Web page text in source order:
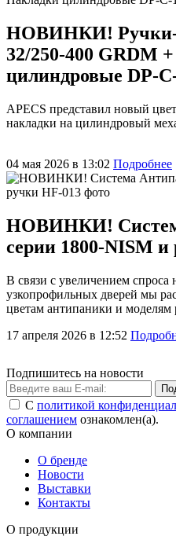
НОВИНКИ! Ручки-
32/250-400 GRDM
цилиндровые DP-
APECS представил новый
накладки на цилиндровый
04 мая 2026 в 13:02 Подробнее
НОВИНКИ!
серии 1800-NISM
В связи с увеличением
узкопрофильных дверей мы
цветам антипаники и
17 апреля 2026 в 12:52
Подпишитесь на новости
С политикой
соглашением ознакомлен(а).
О компании
О бренде
Новости
Выставки
Контакты
О продукции